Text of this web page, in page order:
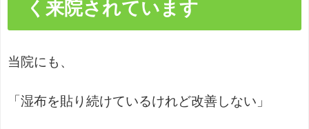
く来院されています
当院にも、
「湿布を貼り続けているけれど改善しない」